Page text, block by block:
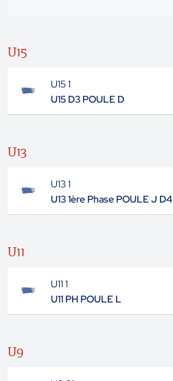
U15
U15 1
U15 D3 POULE D
U13
U13 1
U13 1ère Phase POULE J D4
U11
U11 1
U11 PH POULE L
U9